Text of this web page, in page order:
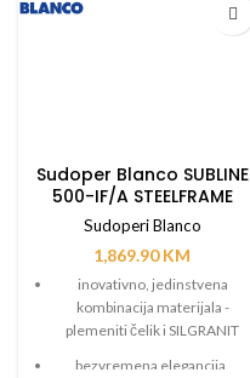
Sudoper Blanco SUBLINE
500-IF/A STEELFRAME
CRNA bez dalj. upravlj.
Sudoperi Blanco
1,869.90KM
inovativno, jedinstvena
kombinacija materijala -
plemeniti čelik i SILGRANIT
bezvremena elegancija,